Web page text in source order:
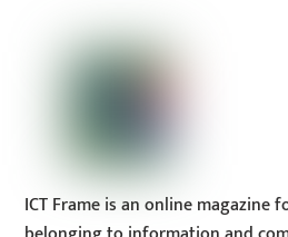
ICT Frame is an online magazine